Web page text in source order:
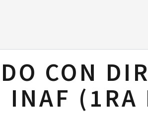
CON
INAF (1RA